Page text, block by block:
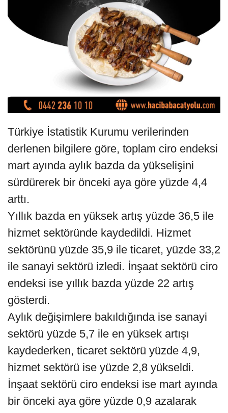
Türkiye İstatistik Kurumu verilerinden
derlenen bilgilere göre, toplam ciro endeksi
mart ayında aylık bazda da yükselişini
sürdürerek bir önceki aya göre yüzde 4,4
arttı.
Yıllık bazda en yüksek artış yüzde 36,5 ile
hizmet sektöründe kaydedildi. Hizmet
sektörünü yüzde 35,9 ile ticaret, yüzde 33,2
ile sanayi sektörü izledi. İnşaat sektörü ciro
endeksi ise yıllık bazda yüzde 22 artış
gösterdi.
Aylık değişimlere bakıldığında ise sanayi
sektörü yüzde 5,7 ile en yüksek artışı
kaydederken, ticaret sektörü yüzde 4,9,
hizmet sektörü ise yüzde 2,8 yükseldi.
İnşaat sektörü ciro endeksi ise mart ayında
bir önceki aya göre yüzde 0,9 azalarak